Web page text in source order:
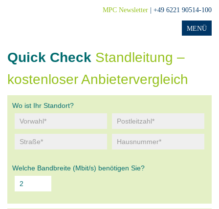
MPC Newsletter | +49 6221 90514-100
Quick Check Standleitung –
kostenloser Anbietervergleich
Wo ist Ihr Standort?
Welche Bandbreite (Mbit/s) benötigen Sie?